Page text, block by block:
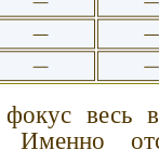
весь в
Именно